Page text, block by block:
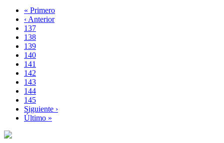
Paginación
Primera
página
« Primero
Página
anterior
‹ Anterior
Page
137
Page
138
Page
139
Page
140
Página
actual
141
Page
142
Page
143
Page
144
Page
145
Siguiente
página
Siguiente ›
Última
Último »